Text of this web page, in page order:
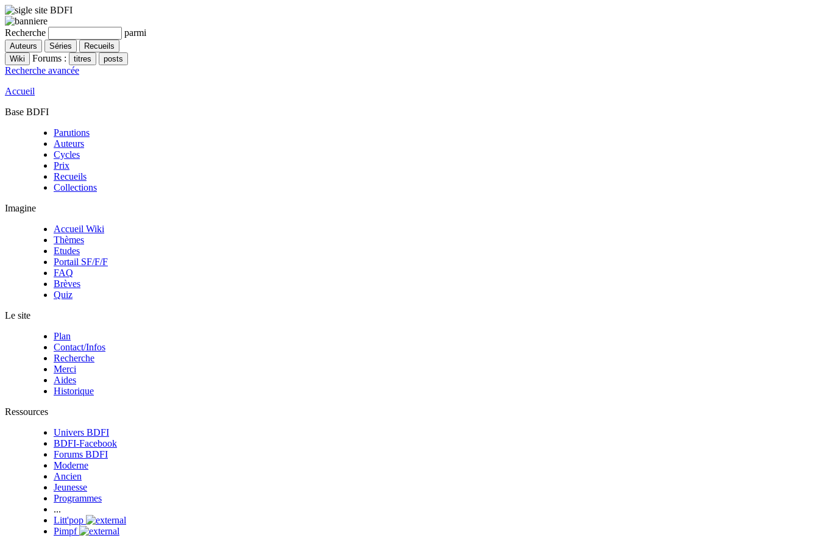
Recherche parmi
Forums :
Recherche avancée
Accueil
Base BDFI
Parutions
Auteurs
Cycles
Prix
Recueils
Collections
Imagine
Accueil Wiki
Thèmes
Etudes
Portail SF/F/F
FAQ
Brèves
Quiz
Le site
Plan
Contact/Infos
Recherche
Merci
Aides
Historique
Ressources
Univers BDFI
BDFI-Facebook
Forums BDFI
Moderne
Ancien
Jeunesse
Programmes
...
Litt'pop
Pimpf